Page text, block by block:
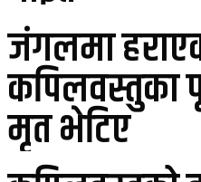
जंगलमा
कपिलवस्तुका
मृत भेटिए